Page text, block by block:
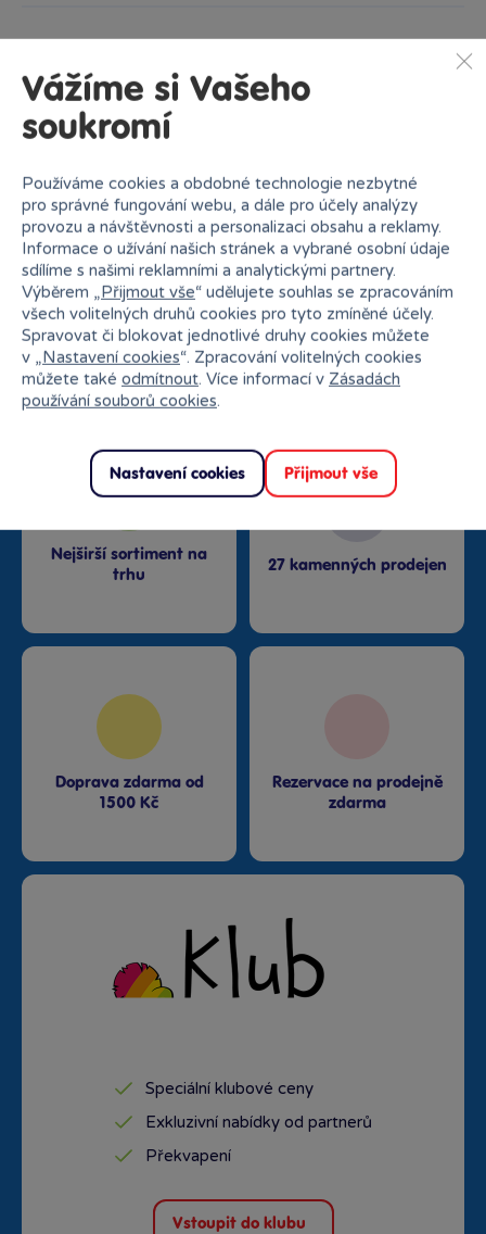
Popis kategorie
Kindi Kids jsou panenky pro mladší děti s velkýma očima
a pestrobarevnými účesy. Každá panenka má k sobě
Místo klasických doplňků jako hřeben u sebe mají Kindi
Kids panenky třeba zmrzlinu, cupcake, marshmallow nebo
koktejl s brčkem. Pak už stačí jen jídlo přiložit panence
k ústům a začne jíst.
Proč nakupovat v Bambuli?
Nejširší sortiment na
trhu
27 kamenných prodejen
Doprava zdarma od
1500 Kč
Rezervace na prodejně
zdarma
Speciální klubové ceny
Exkluzivní nabídky od partnerů
Překvapení
Vstoupit do klubu
Vážíme si Vašeho
soukromí
Používáme cookies a obdobné technologie nezbytné
pro správné fungování webu, a dále pro účely analýzy
provozu a návštěvnosti a personalizaci obsahu a reklamy.
Informace o užívání našich stránek a vybrané osobní údaje
sdílíme s našimi reklamními a analytickými partnery.
Výběrem „Přijmout vše“ udělujete souhlas se zpracováním
všech volitelných druhů cookies pro tyto zmíněné účely.
Spravovat či blokovat jednotlivé druhy cookies můžete
v „Nastavení cookies“. Zpracování volitelných cookies
můžete také odmítnout. Více informací v Zásadách
používání souborů cookies.
Nastavení cookies Přijmout vše